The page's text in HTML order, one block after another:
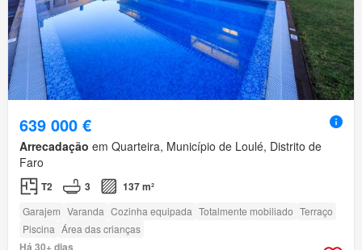
639 000 €
Arrecadação em Quarteira, Município de Loulé, Distrito de
Faro
T2 3 137 m²
Garajem Varanda Cozinha equipada Totalmente mobiliado Terraço
Piscina Área das crianças
Há 30+ dias